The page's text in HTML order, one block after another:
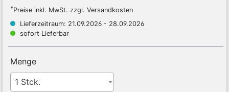
*Preise inkl. MwSt. zzgl. Versandkosten
Lieferzeitraum: 21.09.2026 - 28.09.2026
sofort Lieferbar
Menge
1 Stck.